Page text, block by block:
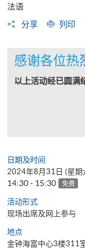
法语
分享
列印
感谢各位热
以上活动经已圆满
日期及时间
2024年8月31日 (星期
14:30 - 15:30 免费
活动形式
现场出席及网上参与
地点
金钟海富中心3楼311